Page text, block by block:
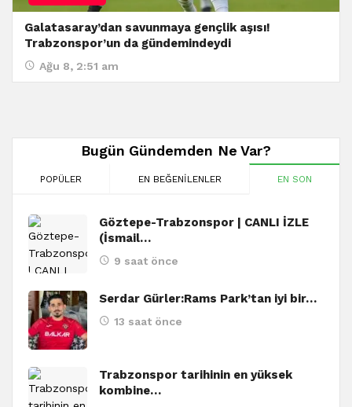
Galatasaray’dan savunmaya gençlik aşısı!
Trabzonspor’un da gündemindeydi
Ağu 8, 2:51 am
Bugün Gündemden Ne Var?
POPÜLER EN BEĞENILENLER EN SON
Göztepe-Trabzonspor | CANLI İZLE
(İsmail…
9 saat önce
Serdar Gürler:Rams Park’tan iyi bir…
13 saat önce
Trabzonspor tarihinin en yüksek
kombine…